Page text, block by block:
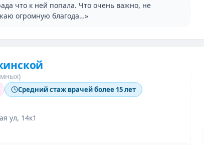
что к ней попала. Что очень важно, не
огромную благода…»
Средний стаж врачей более 15 лет
ул, 14к1